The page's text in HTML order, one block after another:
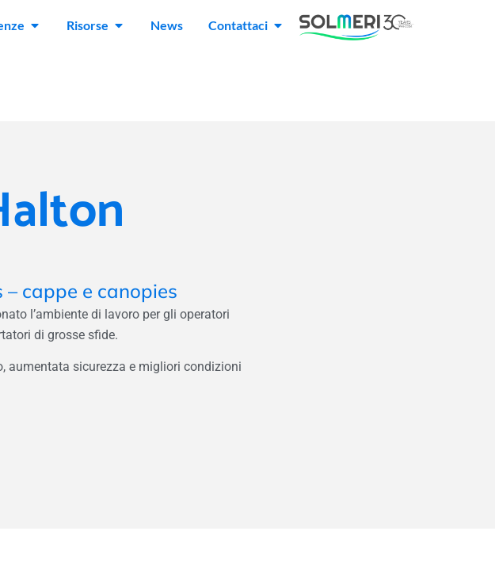
Risorse News Contattaci
cappe e canopies
l’ambiente di lavoro per gli operatori
di grosse sfide.
aumentata sicurezza e migliori condizioni